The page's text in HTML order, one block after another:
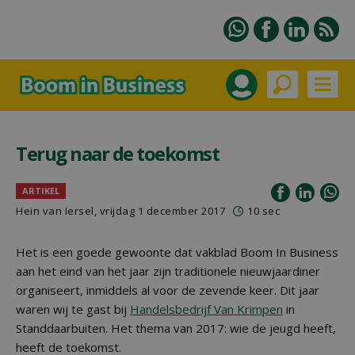
Terug naar de toekomst
ARTIKEL
Hein van Iersel, vrijdag 1 december 2017 10 sec
Het is een goede gewoonte dat vakblad Boom In Business
aan het eind van het jaar zijn traditionele nieuwjaardiner
organiseert, inmiddels al voor de zevende keer. Dit jaar
waren wij te gast bij Handelsbedrijf Van Krimpen in
Standdaarbuiten. Het thema van 2017: wie de jeugd heeft,
heeft de toekomst.